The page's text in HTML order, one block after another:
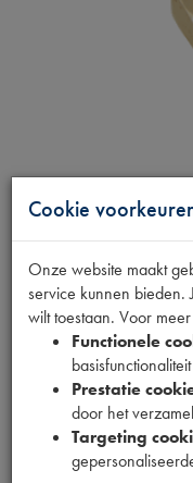
Productnummer
6340009
Prijs
2,38 (€ 1,
Bestel
Cookie
Onze website maakt
service kunnen bieden.
wilt toestaan. Voor
Functionele
Prestatie
door het
Targeting